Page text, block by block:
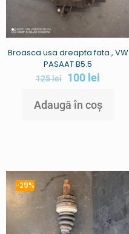
Broasca usa dreapta fata , VW
PASAAT B5.5
125lei 100 lei
Adaugă în coș
-29%